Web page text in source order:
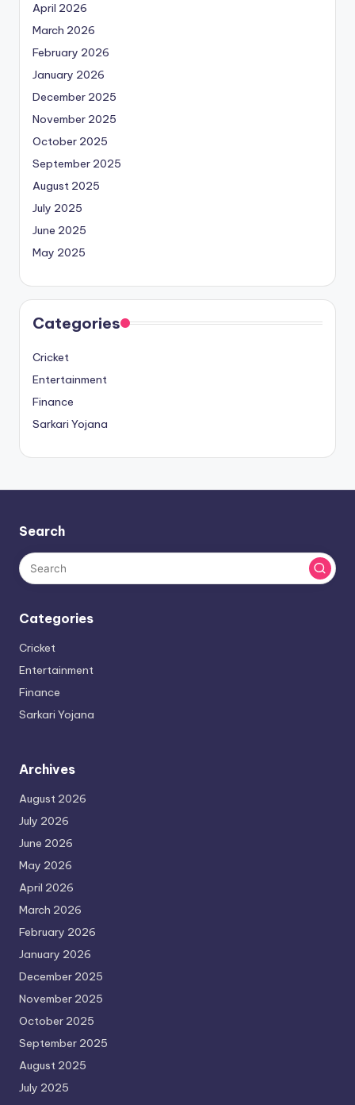
April 2026
March 2026
February 2026
January 2026
December 2025
November 2025
October 2025
September 2025
August 2025
July 2025
June 2025
May 2025
Categories
Cricket
Entertainment
Finance
Sarkari Yojana
Search
Categories
Cricket
Entertainment
Finance
Sarkari Yojana
Archives
August 2026
July 2026
June 2026
May 2026
April 2026
March 2026
February 2026
January 2026
December 2025
November 2025
October 2025
September 2025
August 2025
July 2025